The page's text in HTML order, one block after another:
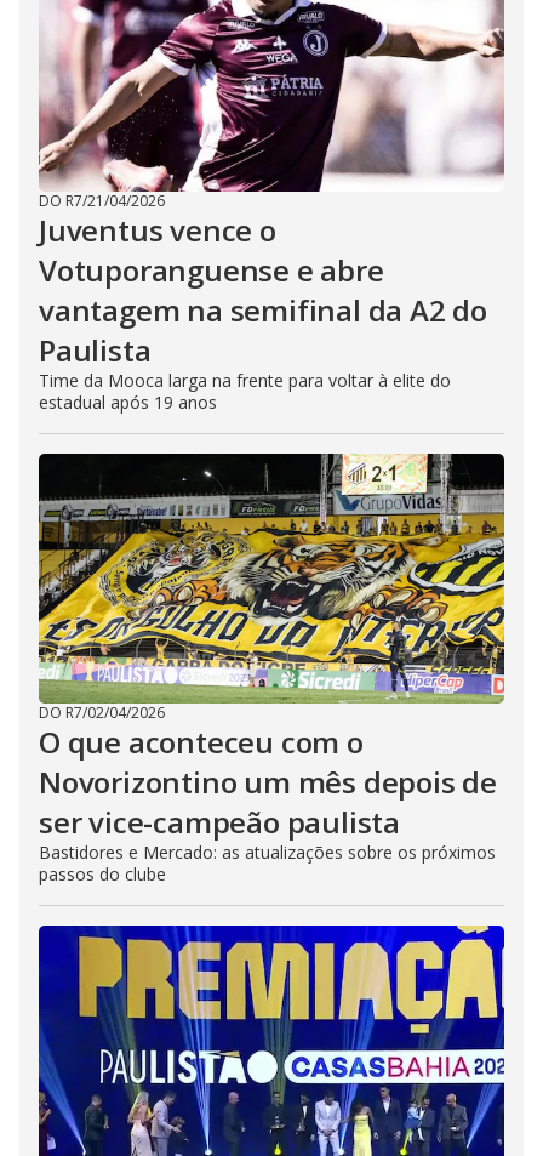
DO R7/21/04/2026
Juventus vence o
Votuporanguense e abre
vantagem na semifinal da A2 do
Paulista
Time da Mooca larga na frente para voltar à elite do
estadual após 19 anos
DO R7/02/04/2026
O que aconteceu com o
Novorizontino um mês depois de
ser vice-campeão paulista
Bastidores e Mercado: as atualizações sobre os próximos
passos do clube